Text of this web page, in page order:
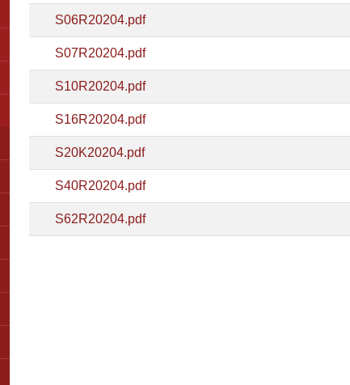
S06R20204.pdf
S07R20204.pdf
S10R20204.pdf
S16R20204.pdf
S20K20204.pdf
S40R20204.pdf
S62R20204.pdf